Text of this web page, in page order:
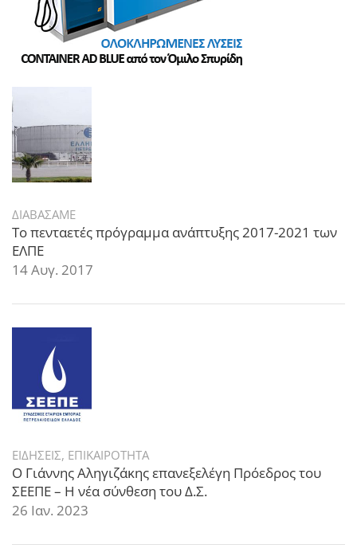
ΔΙΑΒΑΣΑΜΕ
Το πενταετές πρόγραμμα ανάπτυξης 2017-2021 των
ΕΛΠΕ
14 Αυγ. 2017
ΕΙΔΗΣΕΙΣ, ΕΠΙΚΑΙΡΟΤΗΤΑ
Ο Γιάννης Αληγιζάκης επανεξελέγη Πρόεδρος του
ΣΕΕΠΕ – Η νέα σύνθεση του Δ.Σ.
26 Ιαν. 2023